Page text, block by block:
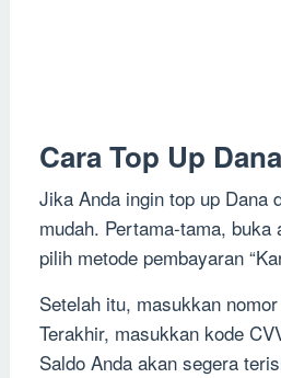
Cara Top Up
Jika Anda ingin top up Dana
mudah. Pertama-tama, buka
pilih metode pembayaran
Setelah itu, masukkan
Terakhir, masukkan kode
Saldo Anda akan segera